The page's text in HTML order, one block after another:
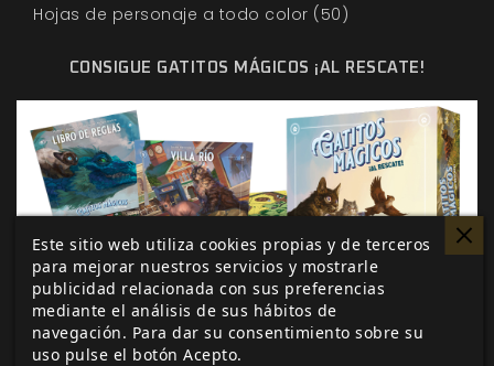
Hojas de personaje a todo color (50)
CONSIGUE GATITOS MÁGICOS ¡AL RESCATE!
Este sitio web utiliza cookies propias y de terceros
para mejorar nuestros servicios y mostrarle
publicidad relacionada con sus preferencias
mediante el análisis de sus hábitos de
navegación. Para dar su consentimiento sobre su
uso pulse el botón Acepto.